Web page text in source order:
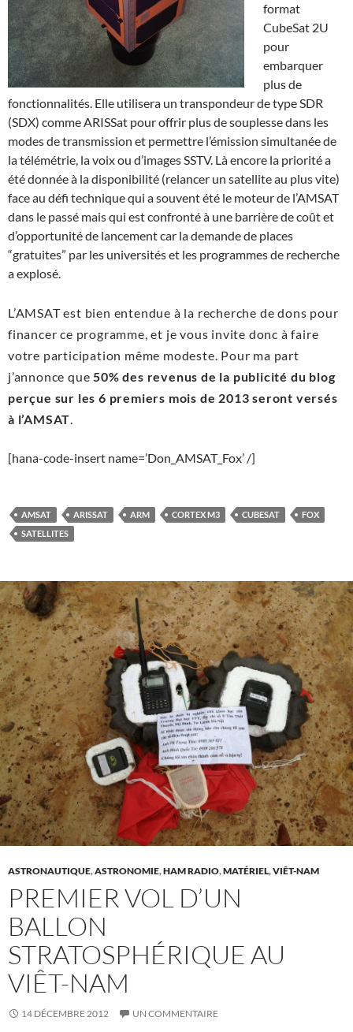
format
CubeSat 2U
pour
embarquer
plus de
fonctionnalités. Elle utilisera un transpondeur de type SDR
(SDX) comme ARISSat pour offrir plus de souplesse dans les
modes de transmission et permettre l’émission simultanée de
la télémétrie, la voix ou d’images SSTV. Là encore la priorité a
été donnée à la disponibilité (relancer un satellite au plus vite)
face au défi technique qui a souvent été le moteur de l’AMSAT
dans le passé mais qui est confronté à une barrière de coût et
d’opportunité de lancement car la demande de places
“gratuites” par les universités et les programmes de recherche
a explosé.
L’AMSAT est bien entendue à la recherche de dons pour
financer ce programme, et je vous invite donc à faire
votre participation même modeste. Pour ma part
j’annonce que50% des revenus de la publicité du blog
perçue sur les 6 premiers mois de 2013 seront versés
à l’AMSAT.
[hana-code-insert name=’Don_AMSAT_Fox’ /]
AMSAT ARISSAT ARM CORTEX M3 CUBESAT
FOX
SATELLITES
ASTRONAUTIQUE,ASTRONOMIE,HAM RADIO,MATÉRIEL,VIÊT-NAM
PREMIER VOL D’UN
BALLON
STRATOSPHÉRIQUE AU
VIÊT-NAM
14 DÉCEMBRE 2012 UN COMMENTAIRE